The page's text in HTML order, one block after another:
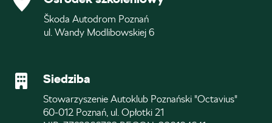
Škoda Autodrom Poznań
ul. Wandy Modlibowskiej 6
Siedziba
Stowarzyszenie Autoklub Poznański "Octavius"
60-012 Poznań, ul. Opłotki 21